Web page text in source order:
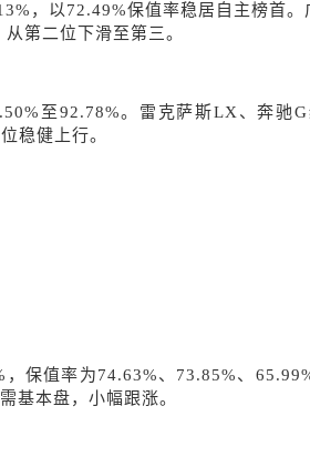
，以72.49%保值率稳居自主榜首
第二位下滑至第三。
至92.78%。雷克萨斯LX、奔驰
稳健上行。
保值率为74.63%、73.85%、
基本盘，小幅跟涨。